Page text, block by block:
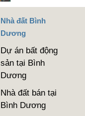
Nhà đất Bình
Dương
Dự án bất động
sản tại Bình
Dương
Nhà đất bán tại
Bình Dương